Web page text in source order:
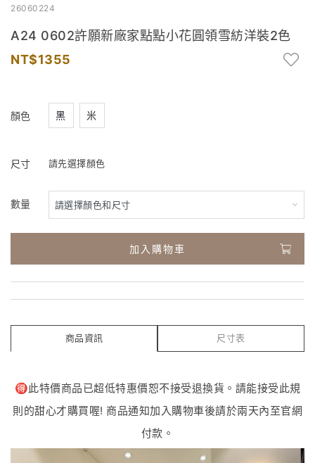
26060224
A24 0602許願新廠家點點小花圓領雪紡洋裝2色
1355
顏色 黑 米
尺寸 請先選擇顏色
數量
加入購物車
商品資訊 尺寸表
🉐️此特價商品已超低特惠價恕不接受退換貨。請能接受此規
則的甜心才購買喔! 商品通知加入購物車後請於兩天內至官網
付款。